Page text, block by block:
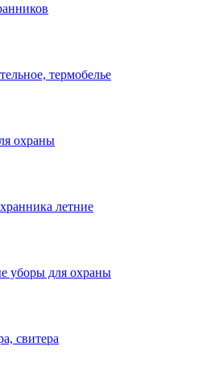
термобелье
охраны
летние
уборы для охраны
свитера